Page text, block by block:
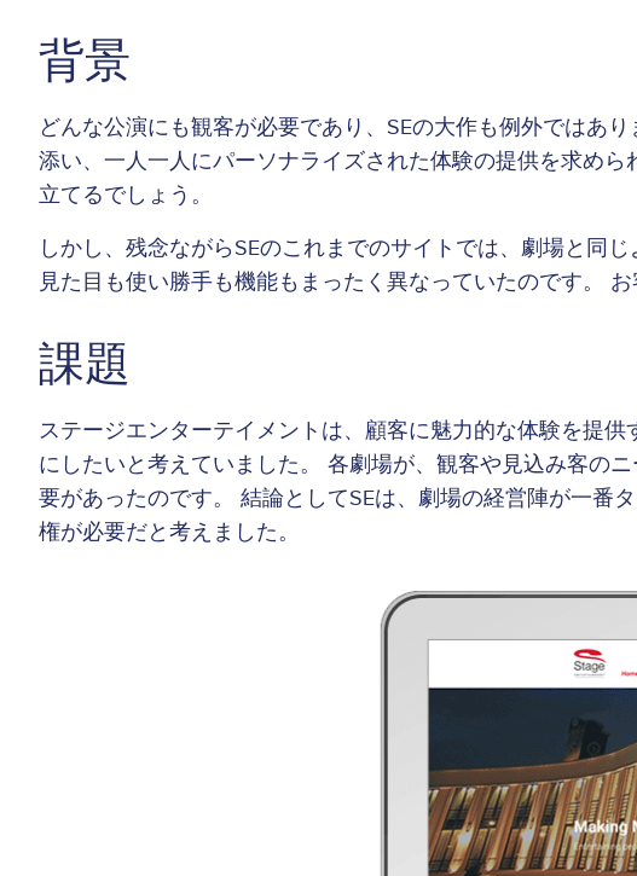
背景
どんな公演にも観客が必要であり、SEの大作も例外ではあ
添い、一人一人にパーソナライズされた体験の提供を求め
立てるでしょう。
しかし、残念ながらSEのこれまでのサイトでは、劇場と同
見た目も使い勝手も機能もまったく異なっていたのです。
課題
ステージエンターテイメントは、顧客に魅力的な体験を提
にしたいと考えていました。 各劇場が、観客や見込み客の
要があったのです。 結論としてSEは、劇場の経営陣が一番
権が必要だと考えました。